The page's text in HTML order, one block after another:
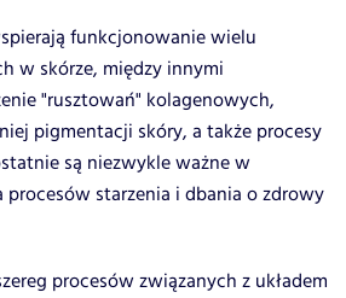
funkcjonowanie wielu
w skórze, między innymi
"rusztowań" kolagenowych,
pigmentacji skóry, a także procesy
są niezwykle ważne w
starzenia i dbania o zdrowy
procesów związanych z układem